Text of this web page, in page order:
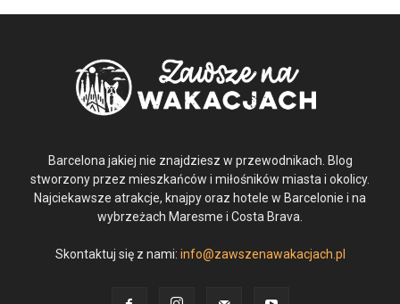
Barcelona jakiej nie znajdziesz w przewodnikach. Blog
stworzony przez mieszkańców i miłośników miasta i okolicy.
Najciekawsze atrakcje, knajpy oraz hotele w Barcelonie i na
wybrzeżach Maresme i Costa Brava.
Skontaktuj się z nami: info@zawszenawakacjach.pl